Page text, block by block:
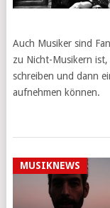
Auch Musiker sind
zu Nicht-Musikern ist,
schreiben und dann
aufnehmen können.
MUSIKNEWS